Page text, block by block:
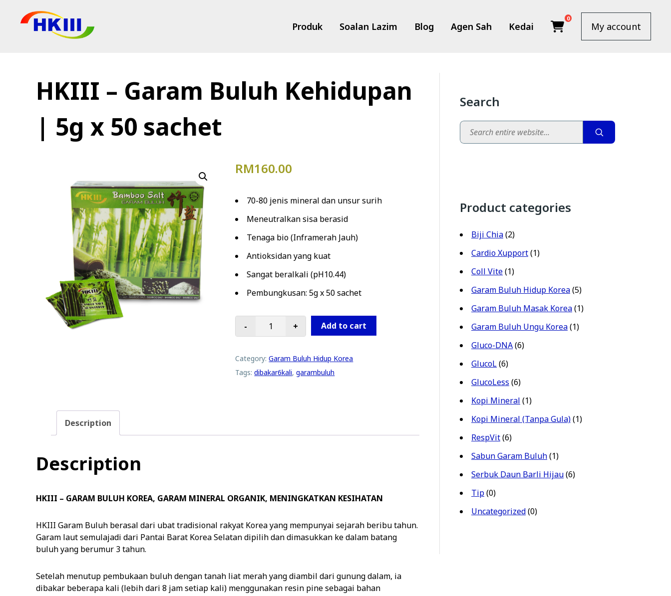
Kedai
Produk Soalan Lazim Blog Agen Sah Kedai
0
My account
HKIII – Garam Buluh Kehidupan
| 5g x 50 sachet
RM160.00
70-80 jenis mineral dan unsur surih
Meneutralkan sisa berasid
Tenaga bio (Inframerah Jauh)
Antioksidan yang kuat
Sangat beralkali (pH10.44)
Pembungkusan: 5g x 50 sachet
HKIII - Garam Buluh Kehidupan | 5g x 50 sachet quantity
- + Add to cart
Category:Garam Buluh Hidup Korea
Tags:dibakar6kali,garambuluh
Description
Description
HKIII – GARAM BULUH KOREA, GARAM MINERAL ORGANIK, MENINGKATKAN KESIHATAN
HKIII Garam Buluh berasal dari ubat tradisional rakyat Korea yang mempunyai sejarah beribu tahun.
Garam laut semulajadi dari Pantai Barat Korea Selatan dipilih dan dimasukkan ke dalam batang
buluh yang berumur 3 tahun.
Setelah menutup pembukaan buluh dengan tanah liat merah yang diambil dari gunung dalam, ia
dibakar beberapa kali (lebih dari 8 jam setiap kali) menggunakan resin pine sebagai bahan
Search
Search
Product categories
Biji Chia(2)
Cardio Xupport(1)
Coll Vite(1)
Garam Buluh Hidup Korea(5)
Garam Buluh Masak Korea(1)
Garam Buluh Ungu Korea(1)
Gluco-DNA(6)
GlucoL(6)
GlucoLess (6)
Kopi Mineral (1)
Kopi Mineral (Tanpa Gula)(1)
RespVit(6)
Sabun Garam Buluh(1)
Serbuk Daun Barli Hijau(6)
Tip(0)
Uncategorized(0)